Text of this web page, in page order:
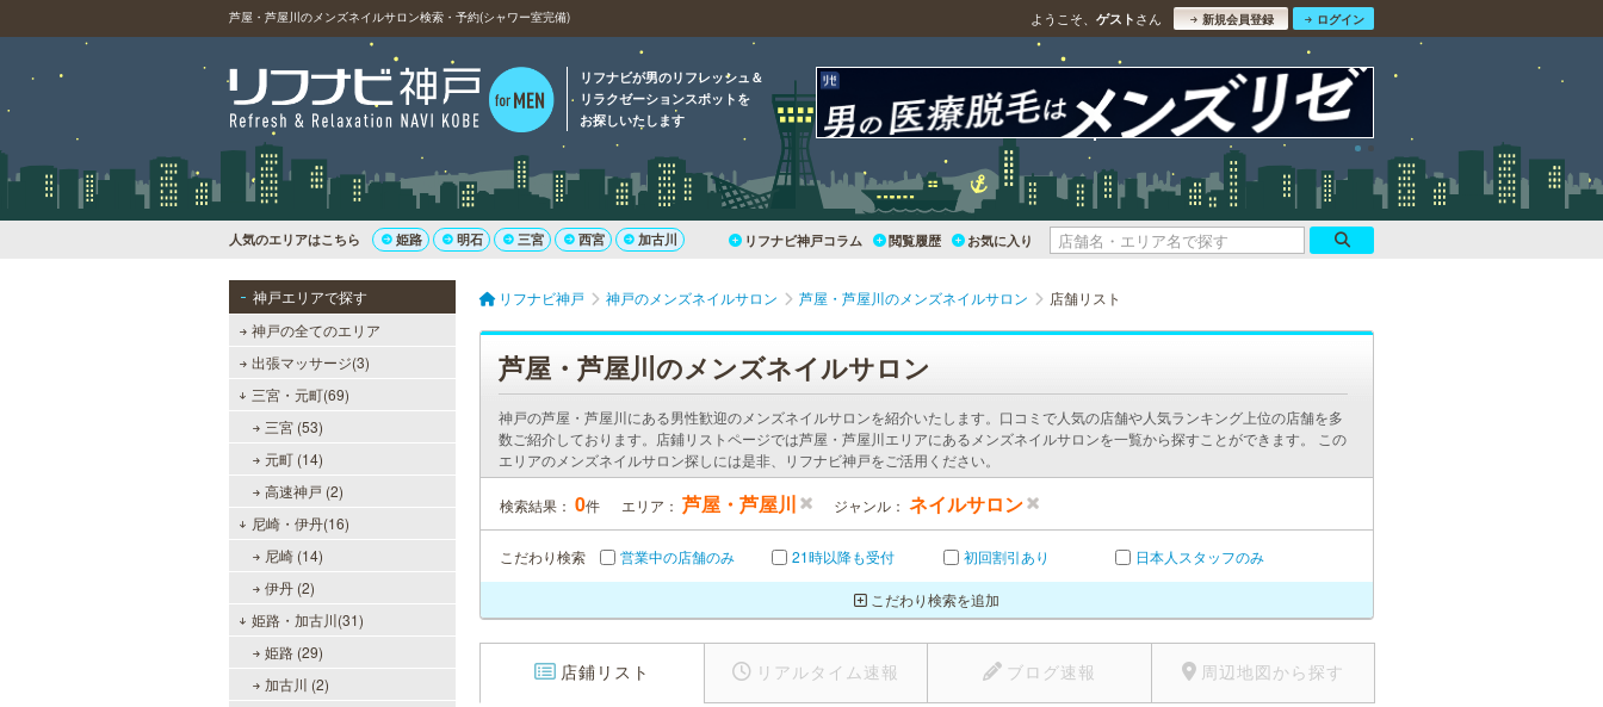
芦屋・芦屋川のメンズネイルサロン検索・予約(シャワー室完備) ようこそ、 ゲスト さん 新規会員登録 ログイン
リフナビが男のリフレッシュ＆
リラクゼーションスポットを
お探しいたします
人気のエリアはこちら 姫路 明石 三宮 西宮 加古川 リフナビ神戸コラム 閲覧履歴 お気に入り
神戸エリアで探す
神戸の全てのエリア
出張マッサージ(3)
三宮・元町(69)
三宮 (53)
元町 (14)
高速神戸 (2)
尼崎・伊丹(16)
尼崎 (14)
伊丹 (2)
姫路・加古川(31)
姫路 (29)
加古川 (2)
リフナビ神戸 神戸のメンズネイルサロン 芦屋・芦屋川のメンズネイルサロン 店舗リスト
芦屋・芦屋川のメンズネイルサロン
神戸の芦屋・芦屋川にある男性歓迎のメンズネイルサロンを紹介いたします。口コミで人気の店舗や人気ランキング上位の店舗を多
数ご紹介しております。店鋪リストページでは芦屋・芦屋川エリアにあるメンズネイルサロンを一覧から探すことができます。 この
エリアのメンズネイルサロン探しには是非、リフナビ神戸をご活用ください。
検索結果： 0件 エリア： 芦屋・芦屋川 ジャンル： ネイルサロン
こだわり検索 営業中の店舗のみ 21時以降も受付 初回割引あり 日本人スタッフのみ
こだわり検索を追加
店鋪リスト リアルタイム速報 ブログ速報 周辺地図から探す